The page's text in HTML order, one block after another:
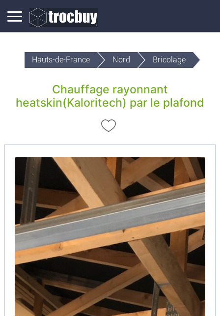
Hauts-de-France Nord Bricolage
Chauffage rayonnant
heatskin(Kaloritech) par le plafond